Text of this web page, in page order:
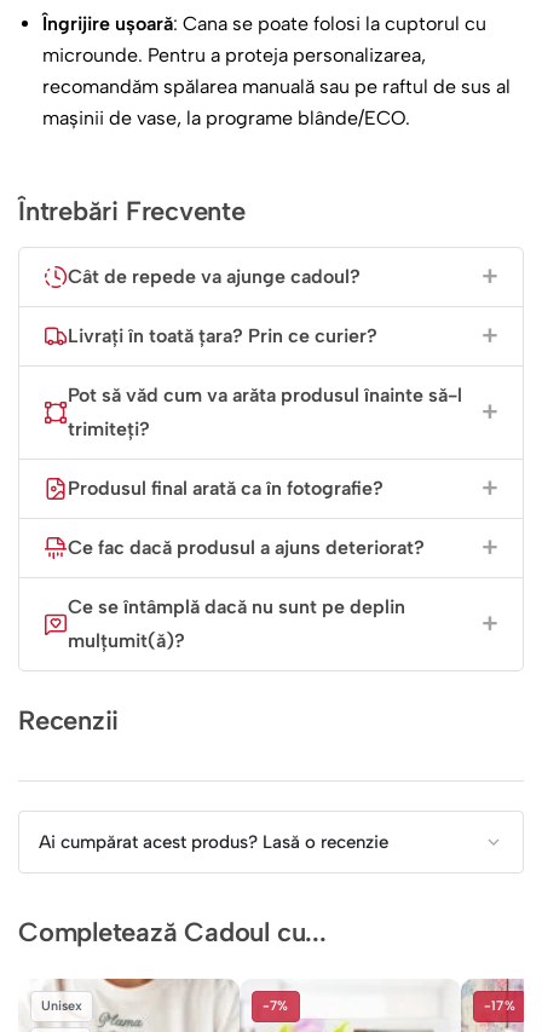
o bucurie într-o zi obișnuită. Este un „Mulțumesc!” și un
„Te iubesc!” într-un singur dar.
Îngrijire ușoară: Cana se poate folosi la cuptorul cu
microunde. Pentru a proteja personalizarea,
recomandăm spălarea manuală sau pe raftul de sus al
mașinii de vase, la programe blânde/ECO.
Întrebări Frecvente
Cât de repede va ajunge cadoul?
Livrați în toată țara? Prin ce curier?
Pot să văd cum va arăta produsul înainte să-l
trimiteți?
Produsul final arată ca în fotografie?
Ce fac dacă produsul a ajuns deteriorat?
Ce se întâmplă dacă nu sunt pe deplin
mulțumit(ă)?
Recenzii
Ai cumpărat acest produs? Lasă o recenzie
Completează Cadoul cu...
Unisex -7% -17%